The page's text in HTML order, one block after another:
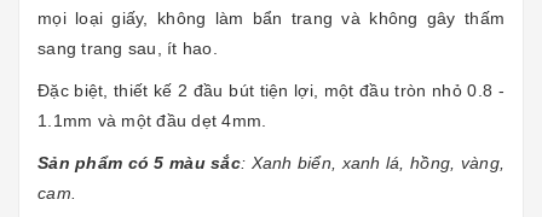
mọi loại giấy, không làm bẩn trang và không gây thấm
sang trang sau, ít hao.
Đặc biệt, thiết kế 2 đầu bút tiện lợi, một đầu tròn nhỏ 0.8 -
1.1mm và một đầu dẹt 4mm.
Sản phẩm có 5 màu sắc: Xanh biển, xanh lá, hồng, vàng,
cam.